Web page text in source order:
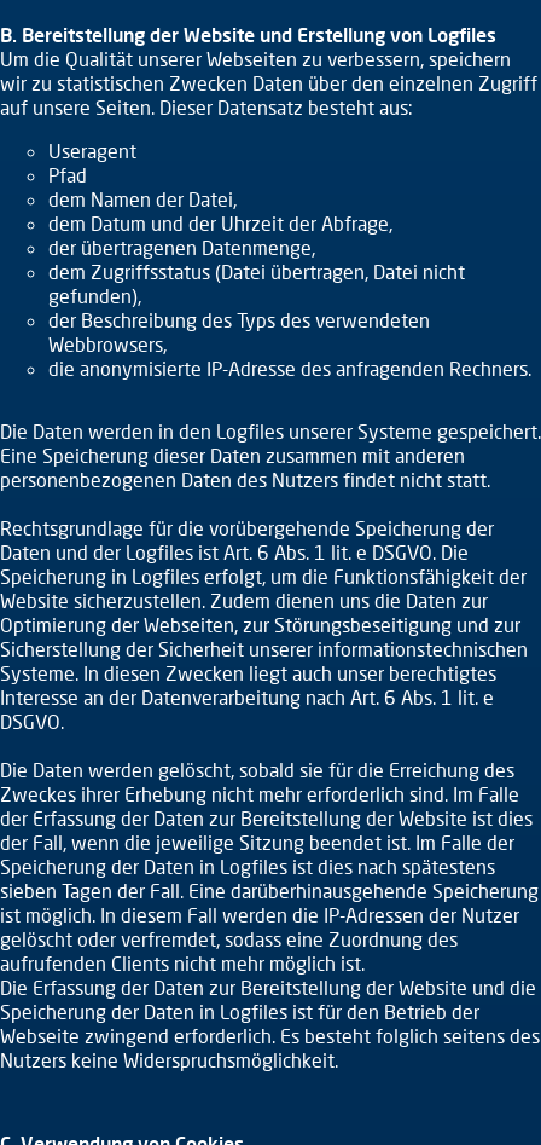
B. Bereitstellung der Website und Erstellung von Logfiles
Um die Qualität unserer Webseiten zu verbessern, speichern
wir zu statistischen Zwecken Daten über den einzelnen Zugriff
auf unsere Seiten. Dieser Datensatz besteht aus:
Useragent
Pfad
dem Namen der Datei,
dem Datum und der Uhrzeit der Abfrage,
der übertragenen Datenmenge,
dem Zugriffsstatus (Datei übertragen, Datei nicht
gefunden),
der Beschreibung des Typs des verwendeten
Webbrowsers,
die anonymisierte IP-Adresse des anfragenden Rechners.
Die Daten werden in den Logfiles unserer Systeme gespeichert.
Eine Speicherung dieser Daten zusammen mit anderen
personenbezogenen Daten des Nutzers findet nicht statt.
Rechtsgrundlage für die vorübergehende Speicherung der
Daten und der Logfiles ist Art. 6 Abs. 1 lit. e DSGVO. Die
Speicherung in Logfiles erfolgt, um die Funktionsfähigkeit der
Website sicherzustellen. Zudem dienen uns die Daten zur
Optimierung der Webseiten, zur Störungsbeseitigung und zur
Sicherstellung der Sicherheit unserer informationstechnischen
Systeme. In diesen Zwecken liegt auch unser berechtigtes
Interesse an der Datenverarbeitung nach Art. 6 Abs. 1 lit. e
DSGVO.
Die Daten werden gelöscht, sobald sie für die Erreichung des
Zweckes ihrer Erhebung nicht mehr erforderlich sind. Im Falle
der Erfassung der Daten zur Bereitstellung der Website ist dies
der Fall, wenn die jeweilige Sitzung beendet ist. Im Falle der
Speicherung der Daten in Logfiles ist dies nach spätestens
sieben Tagen der Fall. Eine darüberhinausgehende Speicherung
ist möglich. In diesem Fall werden die IP-Adressen der Nutzer
gelöscht oder verfremdet, sodass eine Zuordnung des
aufrufenden Clients nicht mehr möglich ist.
Die Erfassung der Daten zur Bereitstellung der Website und die
Speicherung der Daten in Logfiles ist für den Betrieb der
Webseite zwingend erforderlich. Es besteht folglich seitens des
Nutzers keine Widerspruchsmöglichkeit.